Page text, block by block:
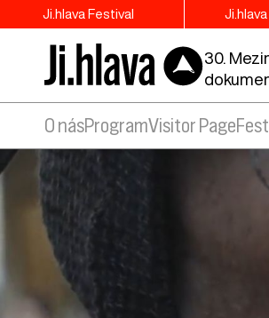
Ji.hlava Festival
30.
O násProgramVisitor Page